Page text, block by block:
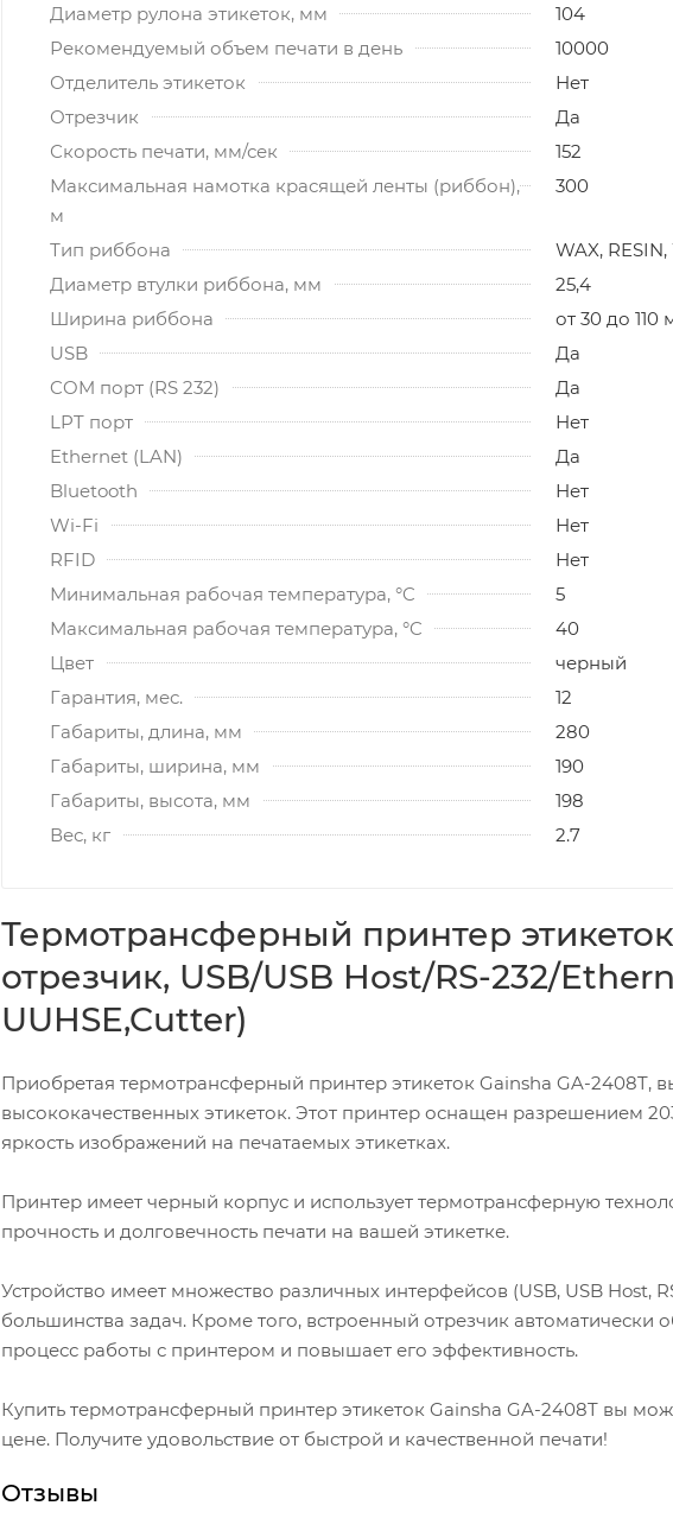
Диаметр рулона этикеток, мм
104
Рекомендуемый объем печати в день
10000
Отделитель этикеток
Нет
Отрезчик
Да
Скорость печати, мм/сек
152
Максимальная намотка красящей ленты (риббон),
м
300
Тип риббона
WAX,
Диаметр втулки риббона, мм
25,4
Ширина риббона
от 30 до 110
USB
Да
COM порт (RS 232)
Да
LPT порт
Нет
Ethernet (LAN)
Да
Bluetooth
Нет
Wi-Fi
Нет
RFID
Нет
Минимальная рабочая температура, °C
5
Максимальная рабочая температура, °C
40
Цвет
черный
Гарантия, мес.
12
Габариты, длина, мм
280
Габариты, ширина, мм
190
Габариты, высота, мм
198
Вес, кг
2.7
Термотрансферный принтер
отрезчик, USB/USB Host/RS-232/
UUHSE,Cutter)
Приобретая термотрансферный принтер этикеток Gainsha GA-2408T,
высококачественных этикеток. Этот принтер оснащен разрешением
яркость изображений на печатаемых этикетках.
Принтер имеет черный корпус и использует термотрансферную
прочность и долговечность печати на вашей этикетке.
Устройство имеет множество различных интерфейсов (USB, USB Host,
большинства задач. Кроме того, встроенный отрезчик автоматически
процесс работы с принтером и повышает его эффективность.
Купить термотрансферный принтер этикеток Gainsha GA-2408T вы
цене. Получите удовольствие от быстрой и качественной печати!
Отзывы